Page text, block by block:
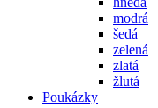
modrá
šedá
zelená
zlatá
žlutá
Poukázky